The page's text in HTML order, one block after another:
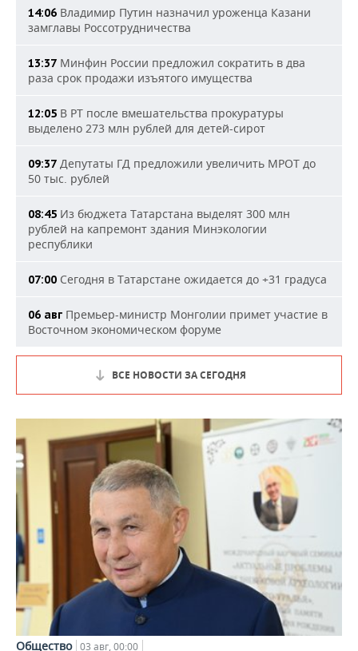
14:06 Владимир Путин назначил уроженца Казани
замглавы Россотрудничества
13:37 Минфин России предложил сократить в два
раза срок продажи изъятого имущества
12:05 В РТ после вмешательства прокуратуры
выделено 273 млн рублей для детей-сирот
09:37 Депутаты ГД предложили увеличить МРОТ до
50 тыс. рублей
08:45 Из бюджета Татарстана выделят 300 млн
рублей на капремонт здания Минэкологии
республики
07:00 Сегодня в Татарстане ожидается до +31 градуса
06 авг Премьер-министр Монголии примет участие в
Восточном экономическом форуме
ВСЕ НОВОСТИ ЗА СЕГОДНЯ
Общество 03 авг, 00:00